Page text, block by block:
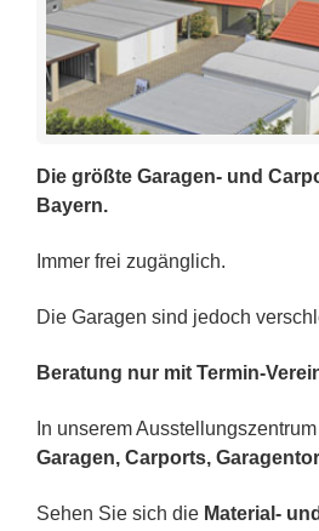
Die größte Garagen- und
Bayern.
Immer frei zugänglich.
Die Garagen sind jedoch
Beratung nur mit Termin-
In unserem
Garagen, Carports,
Sehen Sie sich die Material-